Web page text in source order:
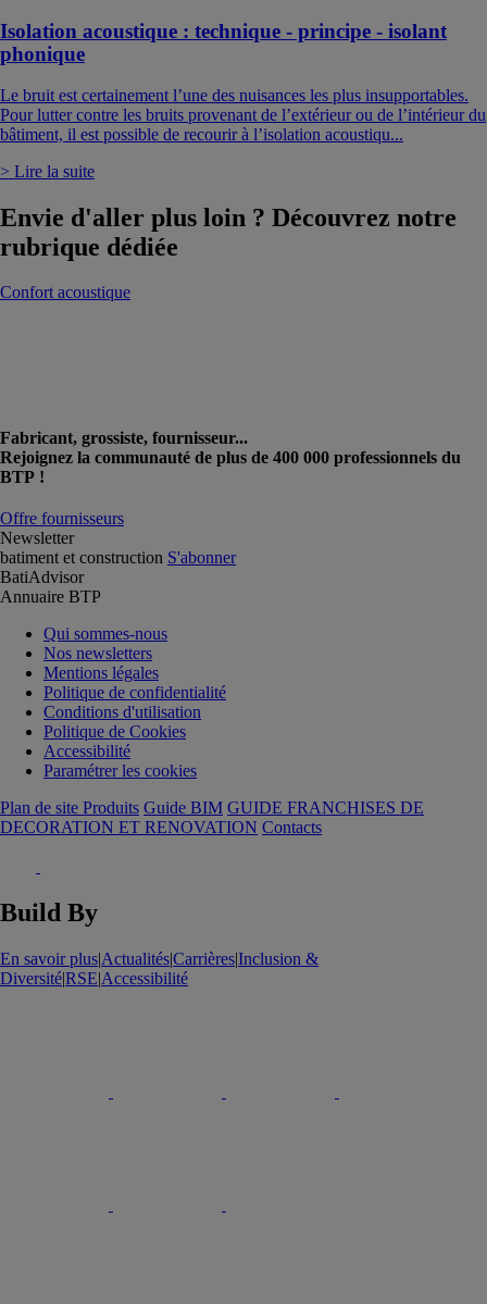
Isolation acoustique : technique - principe - isolant
phonique
Le bruit est certainement l’une des nuisances les plus insupportables.
Pour lutter contre les bruits provenant de l’extérieur ou de l’intérieur du
bâtiment, il est possible de recourir à l’isolation acoustiqu...
> Lire la suite
Envie d'aller plus loin ? Découvrez notre
rubrique dédiée
Confort acoustique
Fabricant, grossiste, fournisseur...
Rejoignez la communauté de plus de 400 000 professionnels du
BTP !
Offre fournisseurs
Newsletter
batiment et construction S'abonner
BatiAdvisor
Annuaire BTP
Qui sommes-nous
Nos newsletters
Mentions légales
Politique de confidentialité
Conditions d'utilisation
Politique de Cookies
Accessibilité
Paramétrer les cookies
Plan de site Produits Guide BIM GUIDE FRANCHISES DE
DECORATION ET RENOVATION Contacts
Build By
En savoir plus|Actualités|Carrières|Inclusion &
Diversité|RSE|Accessibilité